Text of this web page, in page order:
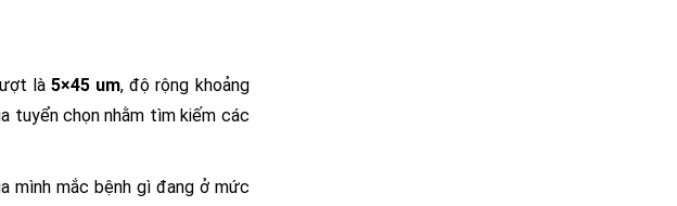
là5×45 um, độ rộng khoảng
tuyển chọn nhằm tìm kiếm các
mình mắc bệnh gì đang ở mức